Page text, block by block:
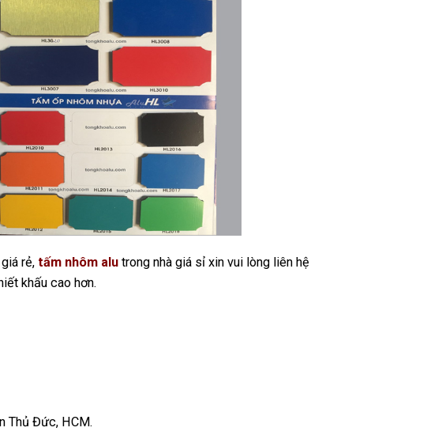
rẻ, tấm nhôm alutrong nhà giá sỉ xin vui lòng liên hệ
khấu cao hơn.
Thủ Đức, HCM.